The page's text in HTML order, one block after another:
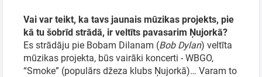
Dāvanu
kartes
Kino
Vai var teikt, ka tavs jaunais mūzikas projekts, pie
kā tu šobrīd strādā, ir veltīts pavasarim Ņujorkā?
Es strādāju pie Bobam Dilanam (Bob Dylan) veltīta
mūzikas projekta, būs vairāki koncerti - WBGO,
“Smoke” (populārs džeza klubs Ņujorkā)… Varam to